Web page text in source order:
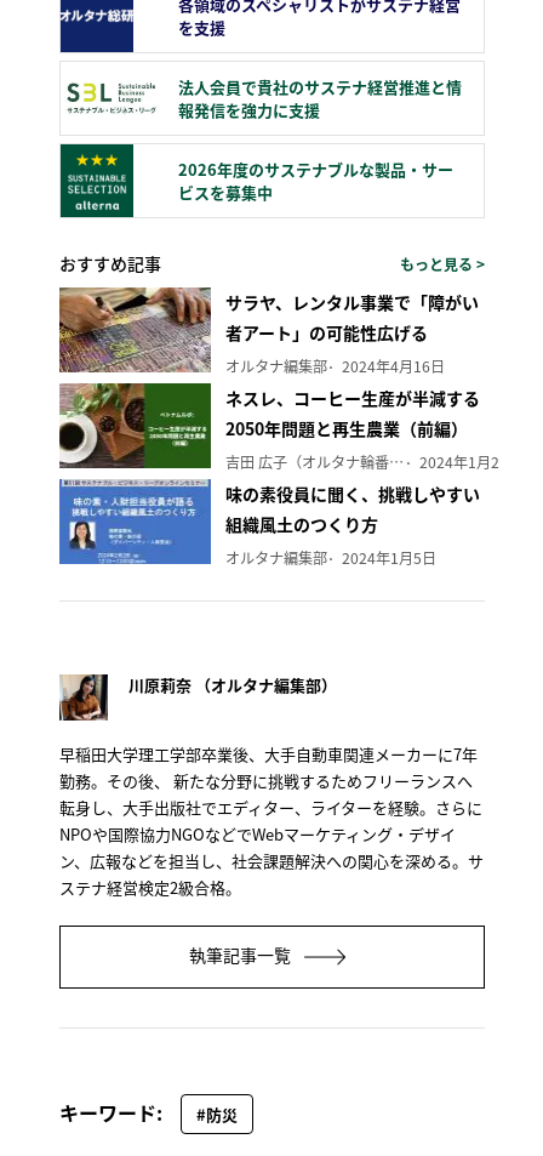
を支援
法人会員で貴社のサステナ経営推進と情
報発信を強力に支援
2026年度のサステナブルな製品・サー
ビスを募集中
おすすめ記事 もっと見る >
サラヤ、レンタル事業で「障がい
者アート」の可能性広げる
オルタナ編集部 2024年4月16日
ネスレ、コーヒー生産が半減する
2050年問題と再生農業（前編）
吉田 広子（オルタナ輪番編集長） 2024年1月29日
味の素役員に聞く、挑戦しやすい
組織風土のつくり方
オルタナ編集部 2024年1月5日
川原莉奈 （オルタナ編集部）
早稲田大学理工学部卒業後、大手自動車関連メーカーに7年
勤務。その後、 新たな分野に挑戦するためフリーランスへ
転身し、大手出版社でエディター、ライターを経験。さらに
NPOや国際協力NGOなどでWebマーケティング・デザイ
ン、広報などを担当し、社会課題解決への関心を深める。サ
ステナ経営検定2級合格。
執筆記事一覧
キーワード: #防災